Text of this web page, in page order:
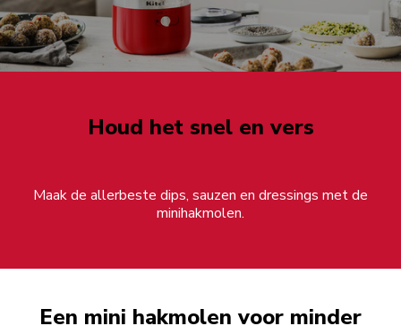
Houd het snel en vers
Maak de allerbeste dips, sauzen en dressings met de
minihakmolen.
Een mini hakmolen voor minder